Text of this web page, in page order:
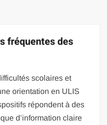
fréquentes des
scolaires et
orientation en ULIS
répondent à des
d’information claire